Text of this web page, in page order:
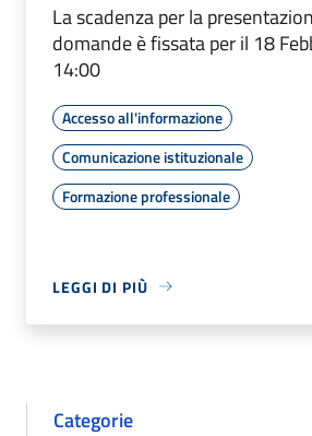
La scadenza per la
domande è fissata per il 18
14:00
Accesso all'informazione
Comunicazione istituzionale
Formazione professionale
LEGGI DI PIÙ
Categorie